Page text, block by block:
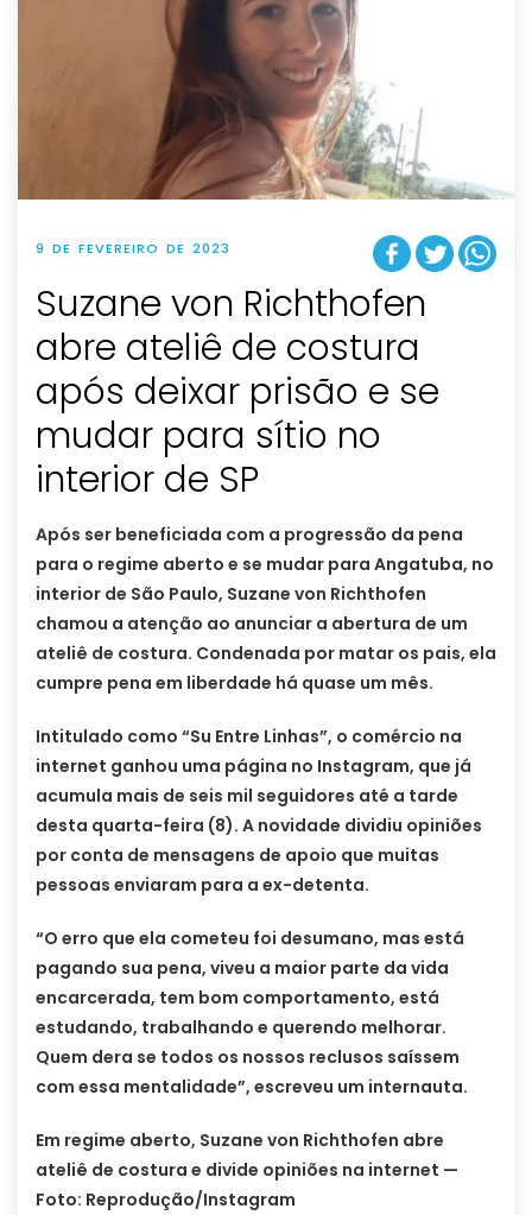
9 DE FEVEREIRO DE 2023
Suzane von Richthofen
abre ateliê de costura
após deixar prisão e se
mudar para sítio no
interior de SP
Após ser beneficiada com a progressão da pena
para o regime aberto e se mudar para Angatuba, no
interior de São Paulo, Suzane von Richthofen
chamou a atenção ao anunciar a abertura de um
ateliê de costura. Condenada por matar os pais, ela
cumpre pena em liberdade há quase um mês.
Intitulado como “Su Entre Linhas”, o comércio na
internet ganhou uma página no Instagram, que já
acumula mais de seis mil seguidores até a tarde
desta quarta-feira (8). A novidade dividiu opiniões
por conta de mensagens de apoio que muitas
pessoas enviaram para a ex-detenta.
“O erro que ela cometeu foi desumano, mas está
pagando sua pena, viveu a maior parte da vida
encarcerada, tem bom comportamento, está
estudando, trabalhando e querendo melhorar.
Quem dera se todos os nossos reclusos saíssem
com essa mentalidade”, escreveu um internauta.
Em regime aberto, Suzane von Richthofen abre
ateliê de costura e divide opiniões na internet —
Foto: Reprodução/Instagram